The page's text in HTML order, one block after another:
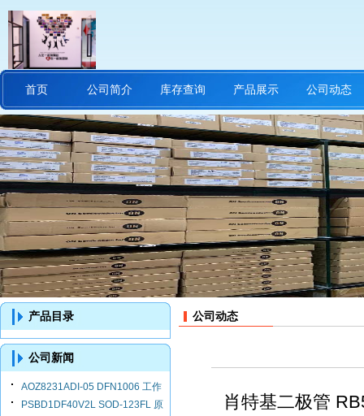
首页 公司简介 库存查询 产品展示 公司动态
产品目录
公司新闻
AOZ8231ADI-05 DFN1006 工作
电压5V 结电容13PF
PSBD1DF40V2L SOD-123FL 原
公司动态
肖特基二极管